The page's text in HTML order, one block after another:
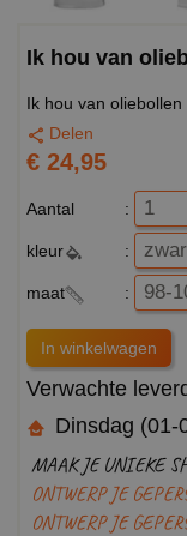
Ik hou van
Ik hou van oliebollen
Delen
€ 24,95
Aantal :
kleur :
maat :
Verwachte
Dinsdag (01-
MAAK JE UNIEKE
ONTWERP JE
ONTWERP JE